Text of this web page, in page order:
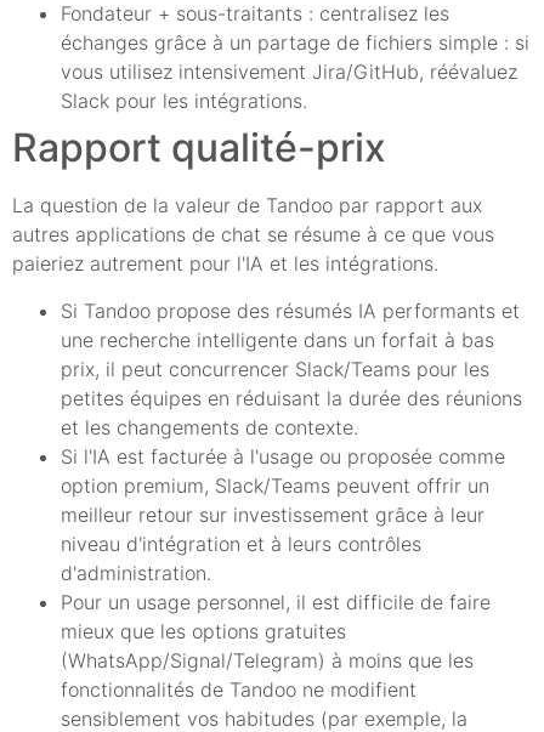
Fondateur + sous-traitants : centralisez les
échanges grâce à un partage de fichiers simple : si
vous utilisez intensivement Jira/GitHub, réévaluez
Slack pour les intégrations.
Rapport qualité-prix
La question de la valeur de Tandoo par rapport aux
autres applications de chat se résume à ce que vous
paieriez autrement pour l'IA et les intégrations.
Si Tandoo propose des résumés IA performants et
une recherche intelligente dans un forfait à bas
prix, il peut concurrencer Slack/Teams pour les
petites équipes en réduisant la durée des réunions
et les changements de contexte.
Si l'IA est facturée à l'usage ou proposée comme
option premium, Slack/Teams peuvent offrir un
meilleur retour sur investissement grâce à leur
niveau d'intégration et à leurs contrôles
d'administration.
Pour un usage personnel, il est difficile de faire
mieux que les options gratuites
(WhatsApp/Signal/Telegram) à moins que les
fonctionnalités de Tandoo ne modifient
sensiblement vos habitudes (par exemple, la